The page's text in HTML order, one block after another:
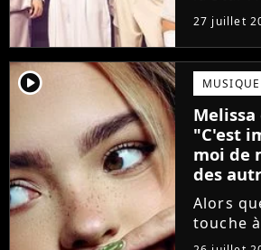
trois
monter
des
Leur...
27 juillet
player2 MUSIQUE
"C'est
moi de
des
Alors
touche
se